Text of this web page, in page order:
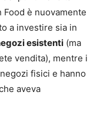
è nuovamente
a investire sia in
esistenti (ma
vendita), mentre i
fisici e hanno
aveva